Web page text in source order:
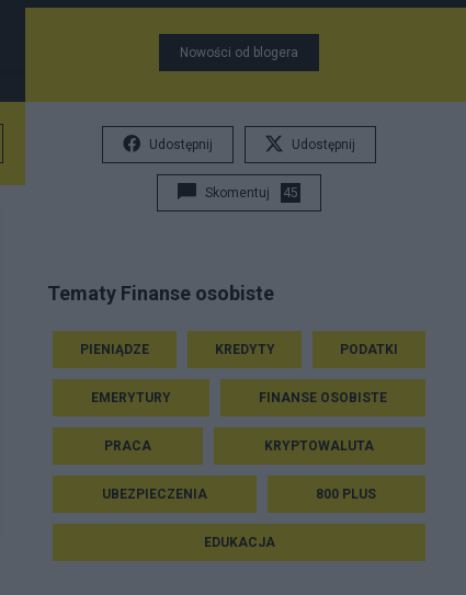
Nowości od blogera
Udostępnij Udostępnij
Skomentuj 45
Tematy Finanse osobiste
PIENIĄDZE KREDYTY PODATKI
EMERYTURY FINANSE OSOBISTE
PRACA KRYPTOWALUTA
UBEZPIECZENIA 800 PLUS
EDUKACJA